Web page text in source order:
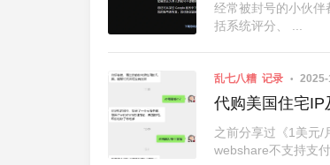
经常被封号的小伙
括系统评分、 ...
乱七八糟 记录
代购美国住宅IP
之前分享过《1美元/
webshare不支持支付